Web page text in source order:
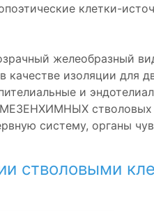
клетки-
желеобразный
качестве изоляции для
и
стволовых
систему, органы
стволовыми